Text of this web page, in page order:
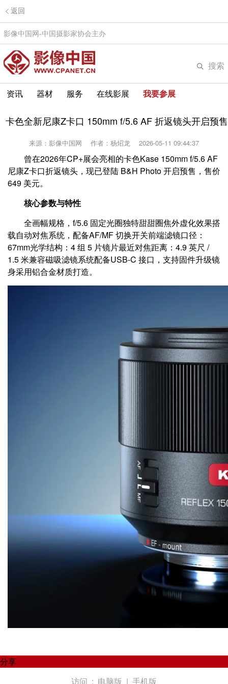
返回
影像中国网-中国摄影家协会主办
搜索
资讯 器材 服务 在线影展 我要参展
卡色全新尼康Z卡口 150mm f/5.6 AF 折返镜头开启预售
来源：影像中国网 作者：杨炤龙 2026-05-11 09:44:37
曾在2026年CP+展会亮相的卡色Kase 150mm f/5.6 AF
尼康Z卡口折返镜头，现已登陆 B&H Photo 开启预售，售价
649 美元。
核心参数与特性
全画幅规格，f/5.6 固定光圈独特甜甜圈焦外虚化效果搭
载自动对焦系统，配备AF/MF 切换开关前端滤镜口径：
67mm光学结构：4 组 5 片镜片最近对焦距离：4.9 英尺 /
1.5 米兼容磁吸滤镜系统配备USB‑C 接口，支持固件升级镜
身采用铝合金材质打造。
分享
访问 : 电脑版 | 手机版